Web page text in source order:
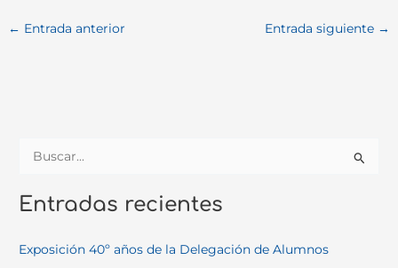
← Entrada anterior Entrada siguiente →
s
a
Entradas recientes
Exposición 40º años de la Delegación de Alumnos